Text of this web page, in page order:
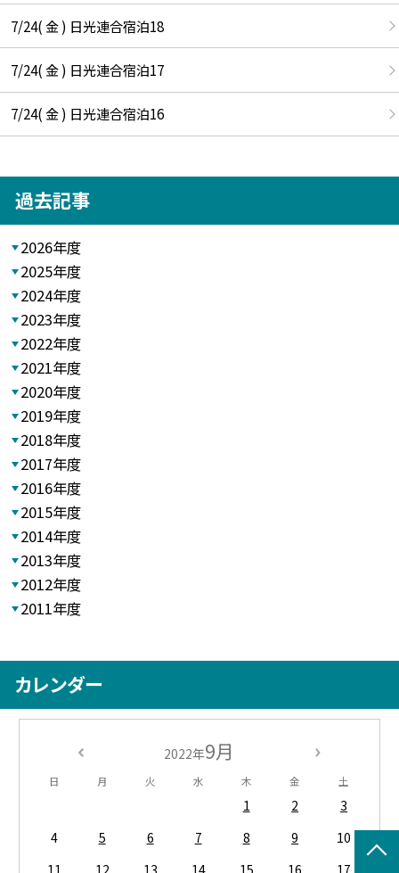
7/24( 金 ) 日光連合宿泊18
7/24( 金 ) 日光連合宿泊17
7/24( 金 ) 日光連合宿泊16
過去記事
2026年度
2025年度
2024年度
2023年度
2022年度
2021年度
2020年度
2019年度
2018年度
2017年度
2016年度
2015年度
2014年度
2013年度
2012年度
2011年度
カレンダー
2022年9月
日 月 火 水 木 金 土
1 2
3
4
5 6 7 8 9
10